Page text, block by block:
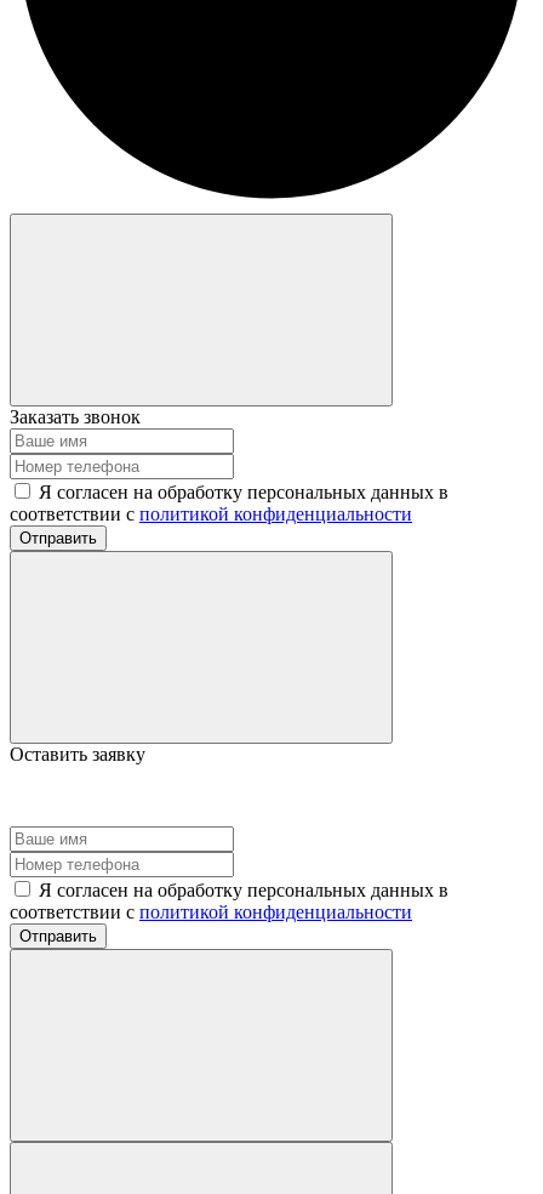
Заказать звонок
Я согласен на обработку персональных данных в
соответствии с политикой конфиденциальности
Отправить
Оставить заявку
Я согласен на обработку персональных данных в
соответствии с политикой конфиденциальности
Отправить